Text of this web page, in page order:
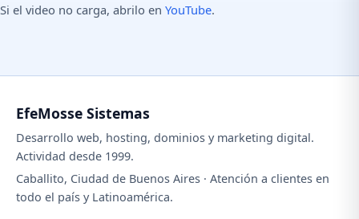
Si el video no carga, abrilo en YouTube.
EfeMosse Sistemas
Desarrollo web, hosting, dominios y marketing digital.
Actividad desde 1999.
Caballito, Ciudad de Buenos Aires · Atención a clientes en
todo el país y Latinoamérica.